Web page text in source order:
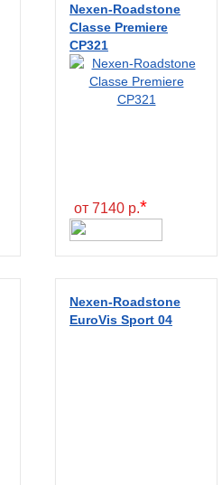
Nexen-Roadstone
Classe Premiere
CP321
от 7140 р.*
Nexen-Roadstone
EuroVis Sport 04